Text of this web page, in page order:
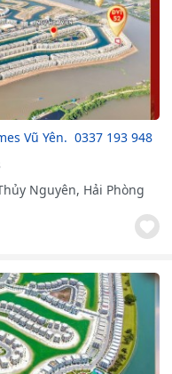
Vũ Yên. ️ 0337 193 948
Nguyên, Hải Phòng